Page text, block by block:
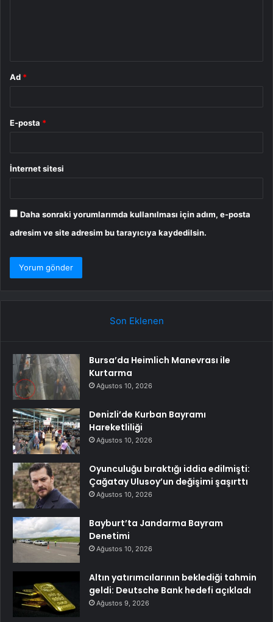
Ad *
E-posta *
İnternet sitesi
Daha sonraki yorumlarımda kullanılması için adım, e-posta
adresim ve site adresim bu tarayıcıya kaydedilsin.
Son Eklenen
Bursa’da Heimlich Manevrası ile
Kurtarma
Ağustos 10, 2026
Denizli’de Kurban Bayramı
Hareketliliği
Ağustos 10, 2026
Oyunculuğu bıraktığı iddia edilmişti:
Çağatay Ulusoy’un değişimi şaşırttı
Ağustos 10, 2026
Bayburt’ta Jandarma Bayram
Denetimi
Ağustos 10, 2026
Altın yatırımcılarının beklediği tahmin
geldi: Deutsche Bank hedefi açıkladı
Ağustos 9, 2026